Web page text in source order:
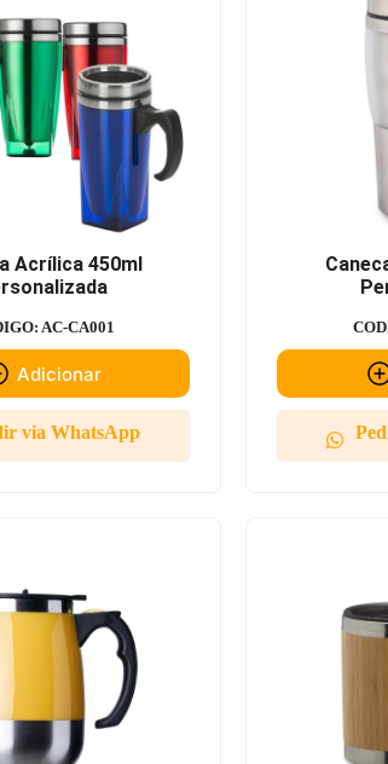
Acrílica 450ml
AC-CA001
Adicionar
via WhatsApp